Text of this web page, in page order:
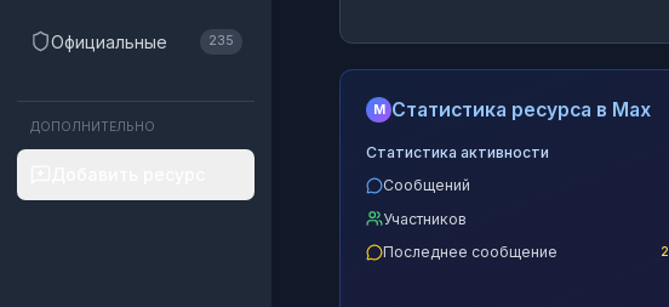
Официальные 235
ДОПОЛНИТЕЛЬНО
M Статистика ресурса в Max
Статистика активности
Сообщений
Участников
Последнее сообщение